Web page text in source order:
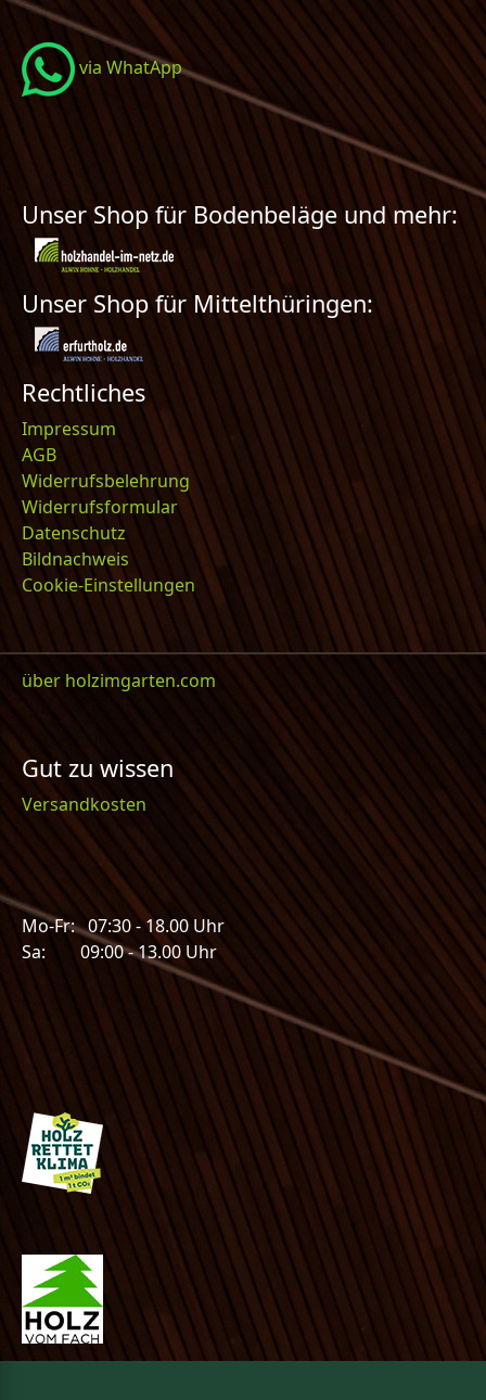
via WhatApp
Unser Shop für Bodenbeläge und mehr:
Unser Shop für Mittelthüringen:
Rechtliches
Impressum
AGB
Widerrufsbelehrung
Widerrufsformular
Datenschutz
Bildnachweis
Cookie-Einstellungen
über holzimgarten.com
Gut zu wissen
Versandkosten
Mo-Fr: 07:30 - 18.00 Uhr
Sa: 09:00 - 13.00 Uhr